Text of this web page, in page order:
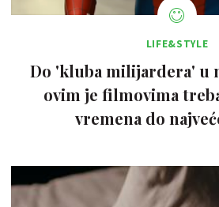
LIFE&STYLE
Do 'kluba milijardera' u
ovim je filmovima
vremena do